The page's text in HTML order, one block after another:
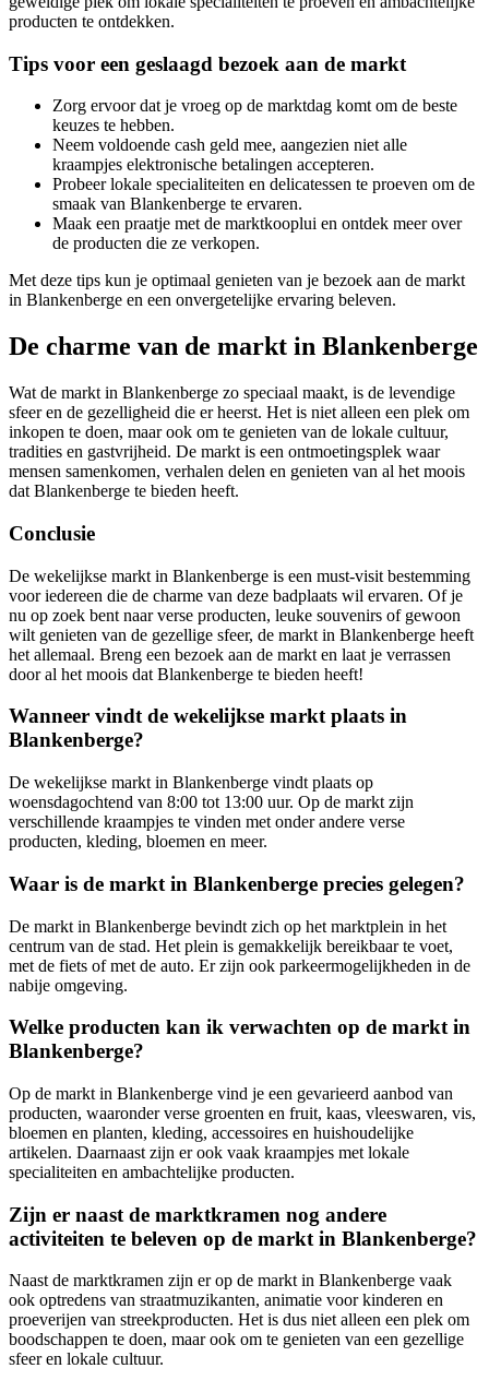
producten te ontdekken.
Tips voor een geslaagd bezoek aan de markt
Zorg ervoor dat je vroeg op de marktdag komt om de beste
keuzes te hebben.
Neem voldoende cash geld mee, aangezien niet alle
kraampjes elektronische betalingen accepteren.
Probeer lokale specialiteiten en delicatessen te proeven om de
smaak van Blankenberge te ervaren.
Maak een praatje met de marktkooplui en ontdek meer over
de producten die ze verkopen.
Met deze tips kun je optimaal genieten van je bezoek aan de markt
in Blankenberge en een onvergetelijke ervaring beleven.
De charme van de markt in Blankenberge
Wat de markt in Blankenberge zo speciaal maakt, is de levendige
sfeer en de gezelligheid die er heerst. Het is niet alleen een plek om
inkopen te doen, maar ook om te genieten van de lokale cultuur,
tradities en gastvrijheid. De markt is een ontmoetingsplek waar
mensen samenkomen, verhalen delen en genieten van al het moois
dat Blankenberge te bieden heeft.
Conclusie
De wekelijkse markt in Blankenberge is een must-visit bestemming
voor iedereen die de charme van deze badplaats wil ervaren. Of je
nu op zoek bent naar verse producten, leuke souvenirs of gewoon
wilt genieten van de gezellige sfeer, de markt in Blankenberge heeft
het allemaal. Breng een bezoek aan de markt en laat je verrassen
door al het moois dat Blankenberge te bieden heeft!
Wanneer vindt de wekelijkse markt plaats in
Blankenberge?
De wekelijkse markt in Blankenberge vindt plaats op
woensdagochtend van 8:00 tot 13:00 uur. Op de markt zijn
verschillende kraampjes te vinden met onder andere verse
producten, kleding, bloemen en meer.
Waar is de markt in Blankenberge precies gelegen?
De markt in Blankenberge bevindt zich op het marktplein in het
centrum van de stad. Het plein is gemakkelijk bereikbaar te voet,
met de fiets of met de auto. Er zijn ook parkeermogelijkheden in de
nabije omgeving.
Welke producten kan ik verwachten op de markt in
Blankenberge?
Op de markt in Blankenberge vind je een gevarieerd aanbod van
producten, waaronder verse groenten en fruit, kaas, vleeswaren, vis,
bloemen en planten, kleding, accessoires en huishoudelijke
artikelen. Daarnaast zijn er ook vaak kraampjes met lokale
specialiteiten en ambachtelijke producten.
Zijn er naast de marktkramen nog andere
activiteiten te beleven op de markt in Blankenberge?
Naast de marktkramen zijn er op de markt in Blankenberge vaak
ook optredens van straatmuzikanten, animatie voor kinderen en
proeverijen van streekproducten. Het is dus niet alleen een plek om
boodschappen te doen, maar ook om te genieten van een gezellige
sfeer en lokale cultuur.